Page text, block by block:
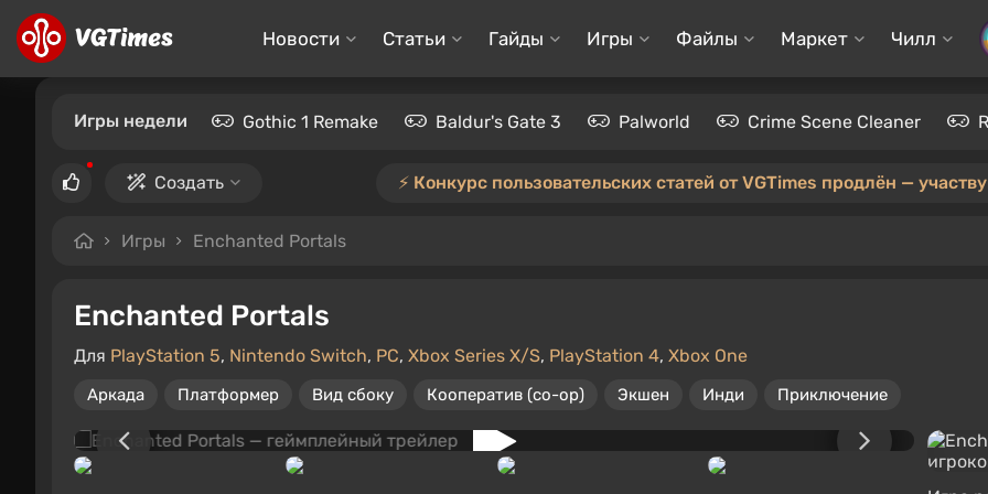
Новости Статьи Гайды Игры Файлы Маркет Чилл
Игры недели Gothic 1 Remake Baldur's Gate 3 Palworld Crime Scene Cleaner
Создать ⚡️ Конкурс пользовательских статей от VGTimes продлён —
Игры Enchanted Portals
Enchanted Portals
Для PlayStation 5, Nintendo Switch, PC, Xbox Series X/S, PlayStation 4, Xbox One
Аркада Платформер Вид сбоку Кооператив (co-op) Экшен Инди Приключение